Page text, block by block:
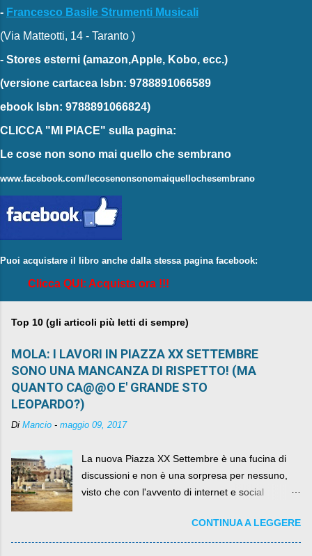
- Francesco Basile Strumenti Musicali
(Via Matteotti, 14 - Taranto )
- Stores esterni (amazon,Apple, Kobo, ecc.)
(versione cartacea Isbn: 9788891066589
ebook Isbn: 9788891066824)
CLICCA "MI PIACE" sulla pagina:
Le cose non sono mai quello che sembrano
www.facebook.com/lecosenonsonomaiquellochesembrano
Puoi acquistare il libro anche dalla stessa pagina facebook:
Clicca QUI: Acquista ora !!!
Top 10 (gli articoli più letti di sempre)
MOLA: I LAVORI IN PIAZZA XX SETTEMBRE
SONO UNA MANCANZA DI RISPETTO! (MA
QUANTO CA@@O E' GRANDE STO
LEOPARDO?)
Di Mancio - maggio 09, 2017
La nuova Piazza XX Settembre è una fucina di
discussioni e non è una sorpresa per nessuno,
visto che con l'avvento di internet e social
sua lasciandone anche traccia scritta nel web.
CONTINUA A LEGGERE